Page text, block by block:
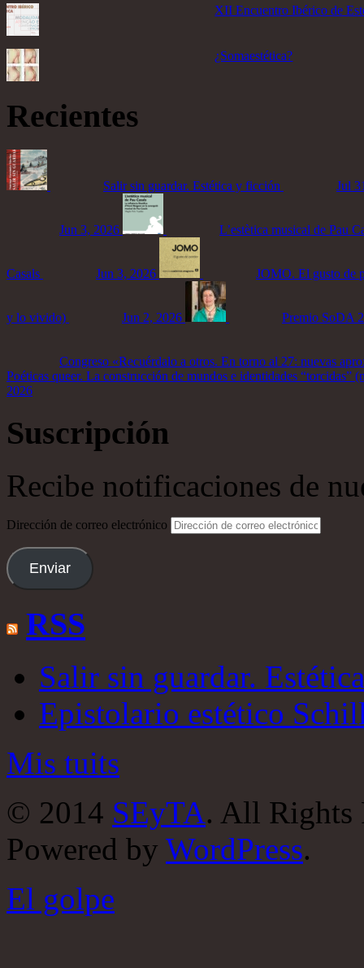
XII Encuentro Ibérico de
¿Somaestética?
Recientes
Salir sin guardar. Estética y ficción Jul
Jun 3, 2026 L’estètica musical de Pau
Casals Jun 3, 2026 JOMO. El gusto de
y lo vivido) Jun 2, 2026 Premio SoDA
Congreso «Recuérdalo a otros. En torno al 27: nuevas
Poéticas queer. La construcción de mundos e identidades “torcidas”
2026
Suscripción
Recibe notificaciones de
Dirección de correo electrónico
Enviar
RSS
Salir sin guardar.
Epistolario estético
Mis tuits
© 2014 SEyTA. All Rights
Powered by WordPress.
El golpe